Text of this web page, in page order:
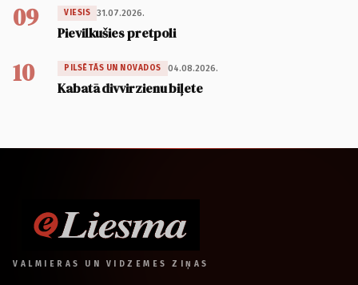
09 VIESIS 31.07.2026.
Pievilkušies pretpoli
10 PILSĒTĀS UN NOVADOS 04.08.2026.
Kabatā divvirzienu biļete
VALMIERAS UN VIDZEMES ZIŅAS